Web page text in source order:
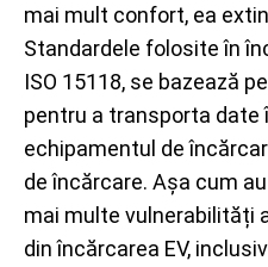
mai mult confort, ea
Standardele folosite în
ISO 15118, se bazează
pentru a transporta date
echipamentul de
de încărcare. Așa cum au
mai multe vulnerabilități
din încărcarea EV,